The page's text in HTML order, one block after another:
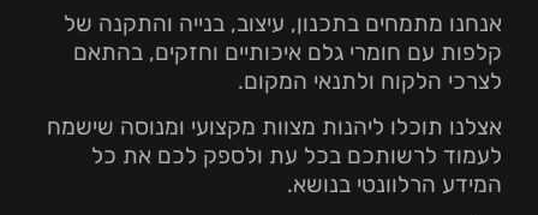
אנחנו מתמחים בתכנון, עיצוב, בנייה והתקנה של
קלפות עם חומרי גלם איכותיים וחזקים, בהתאם
לצרכי הלקוח ולתנאי המקום.
אצלנו תוכלו ליהנות מצוות מקצועי ומנוסה שישמח
לעמוד לרשותכם בכל עת ולספק לכם את כל
המידע הרלוונטי בנושא.